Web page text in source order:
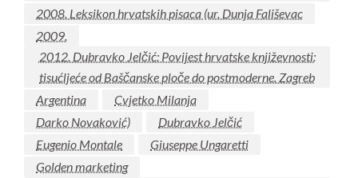
2008. Leksikon hrvatskih pisaca (ur. Dunja Fališevac
2009.
2012. Dubravko Jelčić: Povijest hrvatske književnosti:
tisućljeće od Baščanske ploče do postmoderne. Zagreb
Argentina
Cvjetko Milanja
Darko Novaković)
Dubravko Jelčić
Eugenio Montale
Giuseppe Ungaretti
Golden marketing